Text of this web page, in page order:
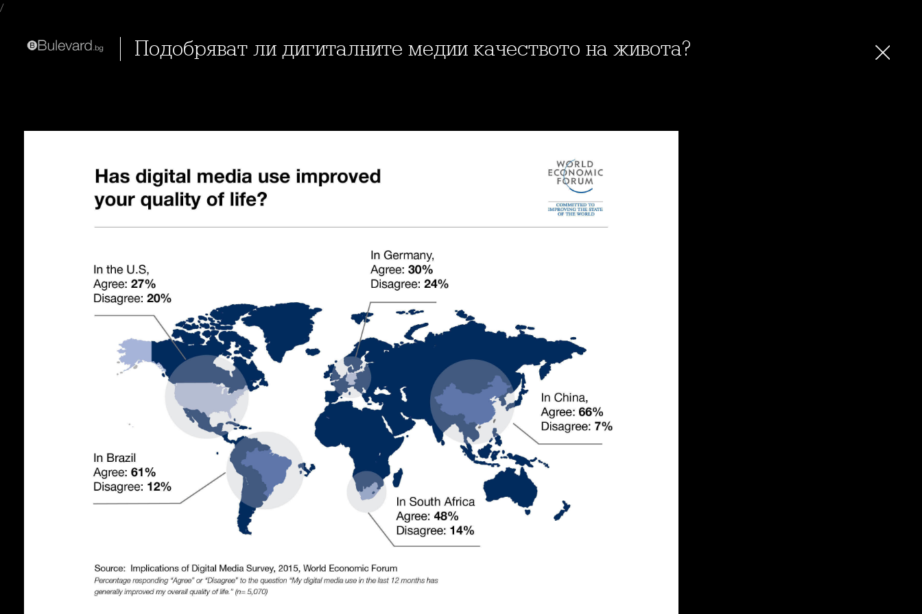
/
Подобряват ли дигиталните медии качеството на живота?